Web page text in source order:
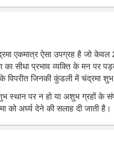
एकमात्र ऐसा उपग्रह है जो
का सीधा प्रभाव व्यक्ति के मन
विपरीत जिनकी कुंडली में चंद्रमा
पर न हो या अशुभ ग्रहों के
को अर्घ्य देने की सलाह दी जाती है।